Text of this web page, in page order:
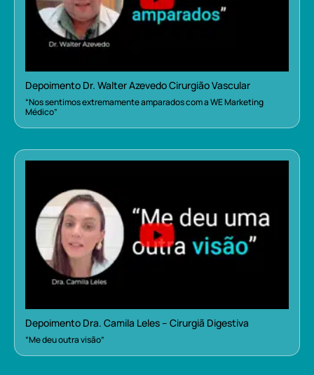
Depoimento Dr. Walter Azevedo Cirurgião Vascular
“Nos sentimos extremamente amparados com a WE Marketing
Médico”
Depoimento Dra. Camila Leles – Cirurgiã Digestiva
“Me deu outra visão”